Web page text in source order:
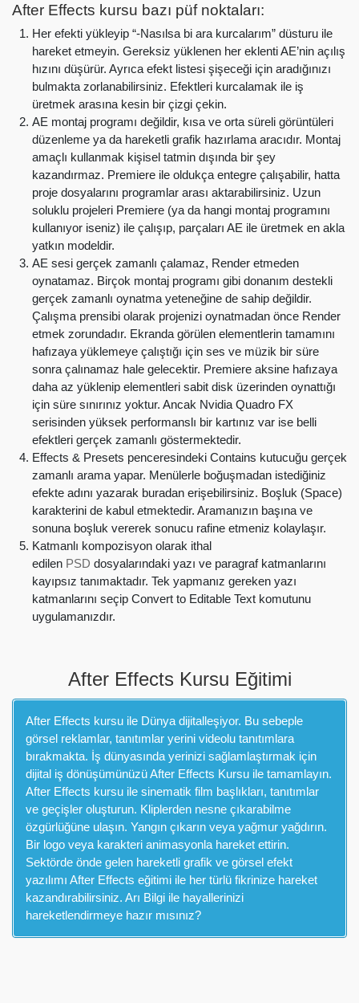
After Effects kursu bazı püf noktaları:
Her efekti yükleyip “-Nasılsa bi ara kurcalarım” düsturu ile
hareket etmeyin. Gereksiz yüklenen her eklenti AE’nin açılış
hızını düşürür. Ayrıca efekt listesi şişeceği için aradığınızı
bulmakta zorlanabilirsiniz. Efektleri kurcalamak ile iş
üretmek arasına kesin bir çizgi çekin.
AE montaj programı değildir, kısa ve orta süreli görüntüleri
düzenleme ya da hareketli grafik hazırlama aracıdır. Montaj
amaçlı kullanmak kişisel tatmin dışında bir şey
kazandırmaz. Premiere ile oldukça entegre çalışabilir, hatta
proje dosyalarını programlar arası aktarabilirsiniz. Uzun
soluklu projeleri Premiere (ya da hangi montaj programını
kullanıyor iseniz) ile çalışıp, parçaları AE ile üretmek en akla
yatkın modeldir.
AE sesi gerçek zamanlı çalamaz, Render etmeden
oynatamaz. Birçok montaj programı gibi donanım destekli
gerçek zamanlı oynatma yeteneğine de sahip değildir.
Çalışma prensibi olarak projenizi oynatmadan önce Render
etmek zorundadır. Ekranda görülen elementlerin tamamını
hafızaya yüklemeye çalıştığı için ses ve müzik bir süre
sonra çalınamaz hale gelecektir. Premiere aksine hafızaya
daha az yüklenip elementleri sabit disk üzerinden oynattığı
için süre sınırınız yoktur. Ancak Nvidia Quadro FX
serisinden yüksek performanslı bir kartınız var ise belli
efektleri gerçek zamanlı göstermektedir.
Effects & Presets penceresindeki Contains kutucuğu gerçek
zamanlı arama yapar. Menülerle boğuşmadan istediğiniz
efekte adını yazarak buradan erişebilirsiniz. Boşluk (Space)
karakterini de kabul etmektedir. Aramanızın başına ve
sonuna boşluk vererek sonucu rafine etmeniz kolaylaşır.
Katmanlı kompozisyon olarak ithal
edilen PSD dosyalarındaki yazı ve paragraf katmanlarını
kayıpsız tanımaktadır. Tek yapmanız gereken yazı
katmanlarını seçip Convert to Editable Text komutunu
uygulamanızdır.
After Effects Kursu Eğitimi
After Effects kursu ile Dünya dijitalleşiyor. Bu sebeple
görsel reklamlar, tanıtımlar yerini videolu tanıtımlara
bırakmakta. İş dünyasında yerinizi sağlamlaştırmak için
dijital iş dönüşümünüzü After Effects Kursu ile tamamlayın.
After Effects kursu ile sinematik film başlıkları, tanıtımlar
ve geçişler oluşturun. Kliplerden nesne çıkarabilme
özgürlüğüne ulaşın. Yangın çıkarın veya yağmur yağdırın.
Bir logo veya karakteri animasyonla hareket ettirin.
Sektörde önde gelen hareketli grafik ve görsel efekt
yazılımı After Effects eğitimi ile her türlü fikrinize hareket
kazandırabilirsiniz. Arı Bilgi ile hayallerinizi
hareketlendirmeye hazır mısınız?